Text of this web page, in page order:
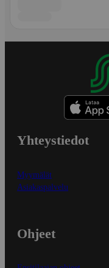
Yhteystiedot
Myymälät
Asiakaspalvelu
Ohjeet